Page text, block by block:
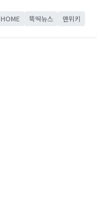
HOME 뚝딱뉴스 맨위키